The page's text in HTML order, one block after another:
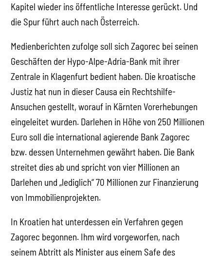
Kapitel wieder ins öffentliche Interesse gerückt. Und
die Spur führt auch nach Österreich.
Medienberichten zufolge soll sich Zagorec bei seinen
Geschäften der Hypo-Alpe-Adria-Bank mit ihrer
Zentrale in Klagenfurt bedient haben. Die kroatische
Justiz hat nun in dieser Causa ein Rechtshilfe-
Ansuchen gestellt, worauf in Kärnten Vorerhebungen
eingeleitet wurden. Darlehen in Höhe von 250 Millionen
Euro soll die international agierende Bank Zagorec
bzw. dessen Unternehmen gewährt haben. Die Bank
streitet dies ab und spricht von vier Millionen an
Darlehen und „lediglich“ 70 Millionen zur Finanzierung
von Immobilienprojekten.
In Kroatien hat unterdessen ein Verfahren gegen
Zagorec begonnen. Ihm wird vorgeworfen, nach
seinem Abtritt als Minister aus einem Safe des